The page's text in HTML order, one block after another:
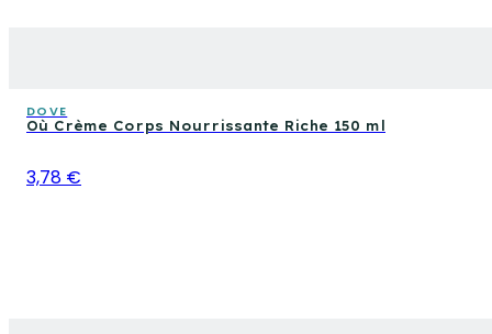
DOVE
Où Crème Corps Nourrissante Riche 150 ml
3,78 €